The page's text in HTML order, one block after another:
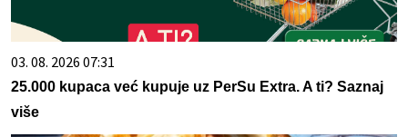
03. 08. 2026 07:31
25.000 kupaca već kupuje uz PerSu Extra. A ti? Saznaj
više